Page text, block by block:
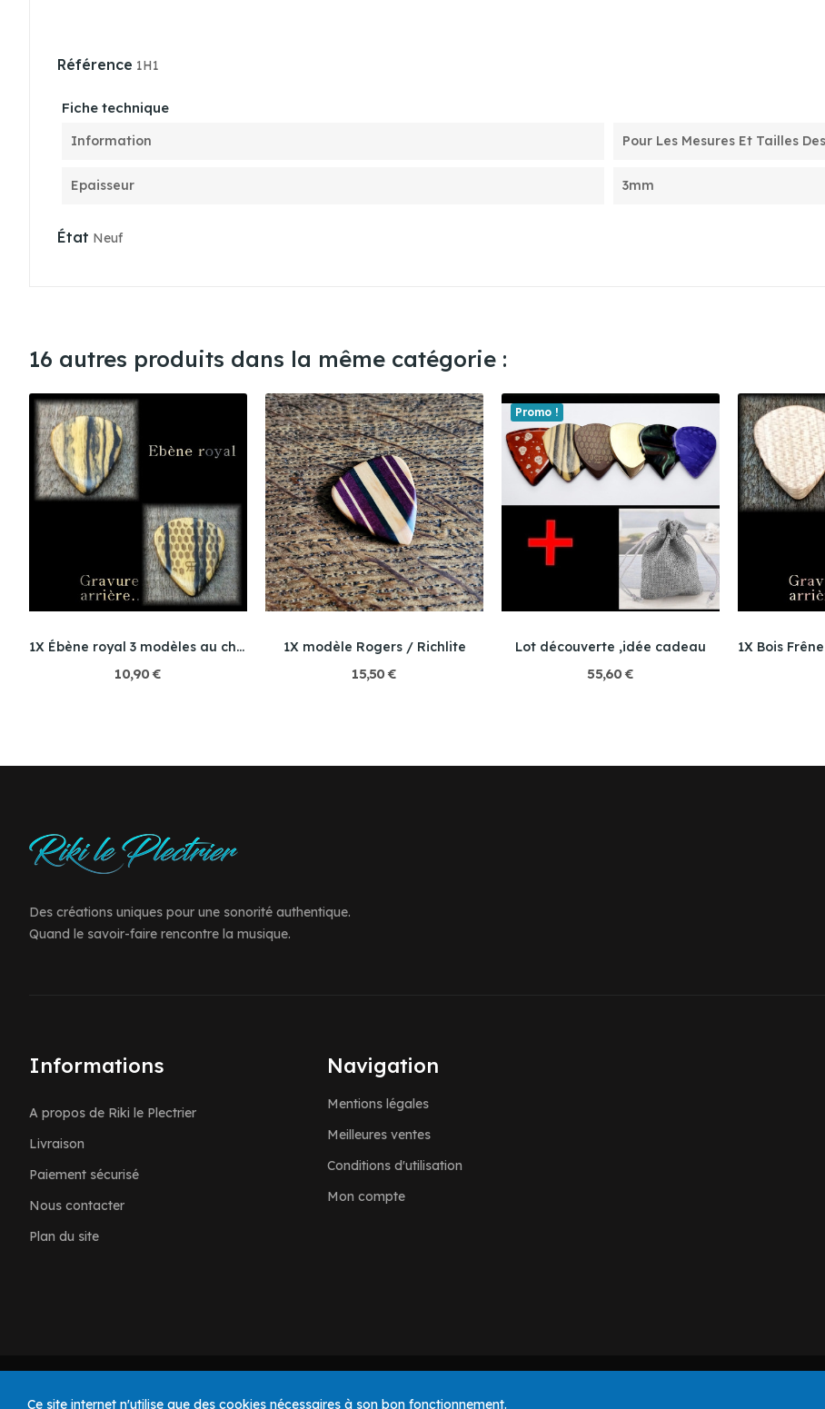
Référence 1H1
Fiche technique
Information Pour Les Mesures Et Tailles
Epaisseur 3mm
État Neuf
16 autres produits dans la même catégorie :
1X Ébène royal 3 modèles au choix
10,90 €
1X modèle Rogers / Richlite
15,50 €
Promo !
Lot découverte ,idée cadeau
55,60 €
Des créations uniques pour une sonorité authentique.
Quand le savoir-faire rencontre la musique.
Informations
A propos de Riki le Plectrier
Livraison
Paiement sécurisé
Nous contacter
Plan du site
Navigation
Mentions légales
Meilleures ventes
Conditions d'utilisation
Mon compte
© 2025 Riki le Plectrier. Tous droits réservés.
Ce site internet n'utilise que des cookies nécessaires à son bon fonctionnement.